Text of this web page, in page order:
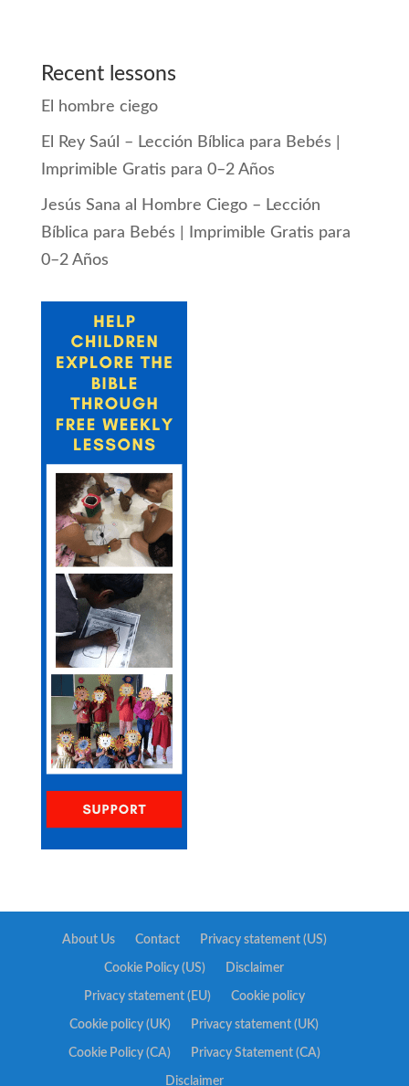
Recent lessons
El hombre ciego
El Rey Saúl – Lección Bíblica para Bebés |
Imprimible Gratis para 0–2 Años
Jesús Sana al Hombre Ciego – Lección
Bíblica para Bebés | Imprimible Gratis para
0–2 Años
About Us Contact Privacy statement (US)
Cookie Policy (US) Disclaimer
Privacy statement (EU) Cookie policy
Cookie policy (UK) Privacy statement (UK)
Cookie Policy (CA) Privacy Statement (CA)
Disclaimer